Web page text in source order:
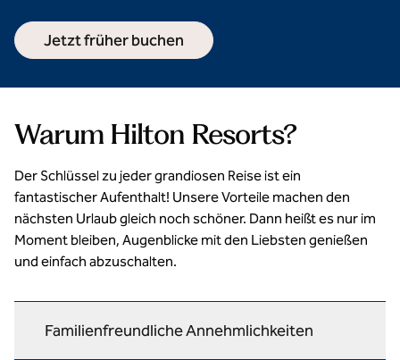
Jetzt früher buchen
Warum Hilton Resorts?
Der Schlüssel zu jeder grandiosen Reise ist ein
fantastischer Aufenthalt! Unsere Vorteile machen den
nächsten Urlaub gleich noch schöner. Dann heißt es nur im
Moment bleiben, Augenblicke mit den Liebsten genießen
und einfach abzuschalten.
Familienfreundliche Annehmlichkeiten